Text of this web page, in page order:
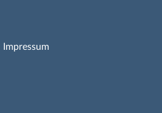
Impressum